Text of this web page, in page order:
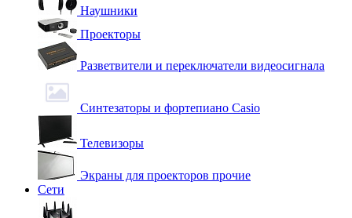
Наушники
Проекторы
Разветвители и переключатели видеосигнала
Синтезаторы и фортепиано Casio
Телевизоры
Экраны для проекторов прочие
Сети